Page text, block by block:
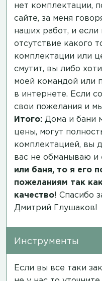
нет комплектации,
сайте, за меня
наших работ, и если
отсутствие какого
комплектации или
смутит, вы либо
моей командой или
в интернете. Если
свои пожелания и
Итого: Дома и бани
цены, могут
комплектацией, вы
вас не обманываю и
или баня, то я его
пожеланиям так
качество! Спасибо
Дмитрий Глушаков!
Инструменты
Если вы все таки